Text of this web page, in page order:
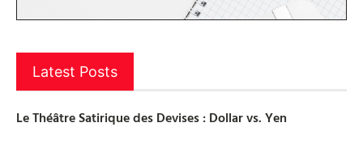
Latest Posts
Le Théâtre Satirique des Devises : Dollar vs. Yen